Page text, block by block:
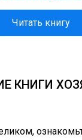
Читать книгу
КНИГИ